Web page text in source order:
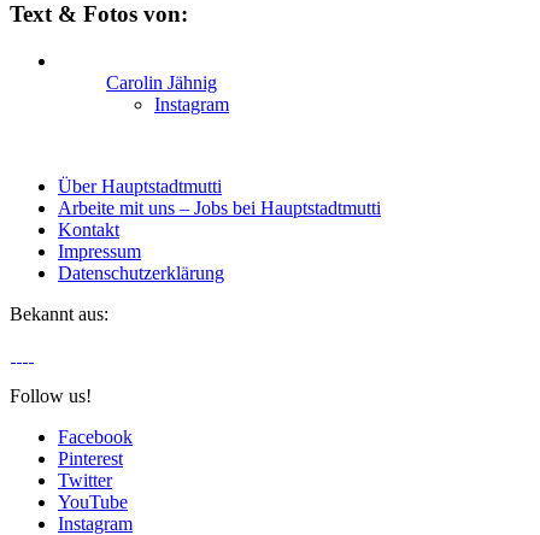
Text & Fotos von:
Carolin Jähnig
Instagram
Über Hauptstadtmutti
Arbeite mit uns – Jobs bei Hauptstadtmutti
Kontakt
Impressum
Datenschutzerklärung
Bekannt aus:
Follow us!
Facebook
Pinterest
Twitter
YouTube
Instagram